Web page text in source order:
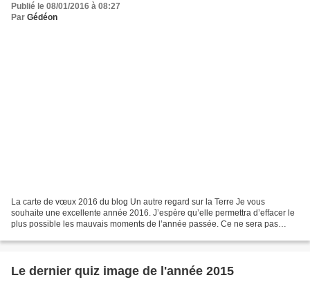
Publié le 08/01/2016 à 08:27
Par Gédéon
La carte de vœux 2016 du blog Un autre regard sur la Terre Je vous
souhaite une excellente année 2016. J’espère qu’elle permettra d’effacer le
plus possible les mauvais moments de l’année passée. Ce ne sera pas
Le dernier quiz image de l'année 2015